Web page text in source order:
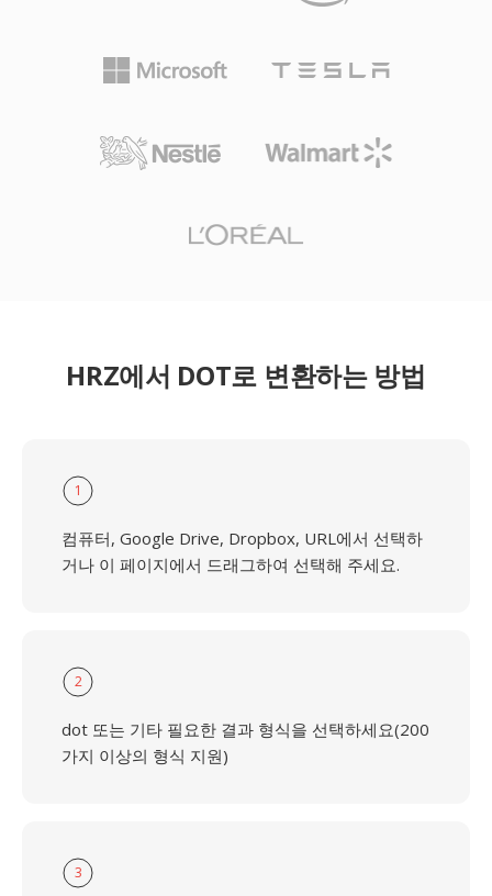
HRZ에서 DOT로 변환하는 방법
1
컴퓨터, Google Drive, Dropbox, URL에서 선택하
거나 이 페이지에서 드래그하여 선택해 주세요.
2
dot 또는 기타 필요한 결과 형식을 선택하세요(200
가지 이상의 형식 지원)
3